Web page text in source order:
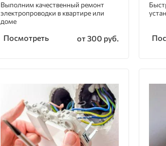
Выполним качественный ремонт
электропроводки в квартире или
доме
Посмотреть от 300 руб.